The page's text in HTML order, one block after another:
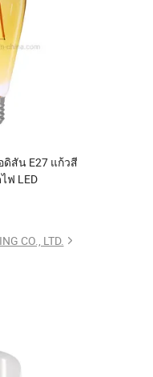
สัน E27 แก้วสี
ฟ LED
CO., LTD.